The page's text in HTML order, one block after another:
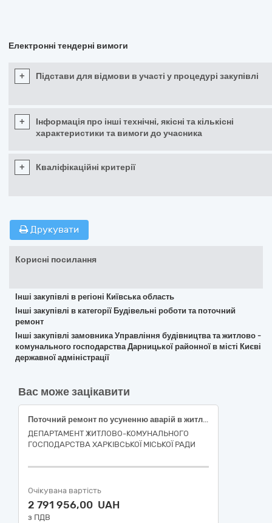
Електронні тендерні вимоги
+ Підстави для відмови в участі у процедурі закупівлі
+
Інформація про інші технічні, якісні та кількісні
характеристики та вимоги до учасника
+ Кваліфікаційні критерії
Друкувати
Корисні посилання
Інші закупівлі в регіоні Київська область
Інші закупівлі в категорії Будівельні роботи та поточний
ремонт
Інші закупівлі замовника Управління будівництва та житлово -
комунального господарства Дарницької районної в місті Києві
державної адміністрації
Вас може зацікавити
Поточний ремонт по усуненню аварій в житловому фонді багатоквартирного будинку за адресою: вулиця Біблика, 61, місто Харків (код ДК 021:2015-45260000-7 Покрівельні роботи та інші спеціалізовані будівельні роботи)
ДЕПАРТАМЕНТ ЖИТЛОВО-КОМУНАЛЬНОГО
ГОСПОДАРСТВА ХАРКІВСЬКОЇ МІСЬКОЇ РАДИ
Очікувана вартість
2 791 956,00 UAH
з ПДВ